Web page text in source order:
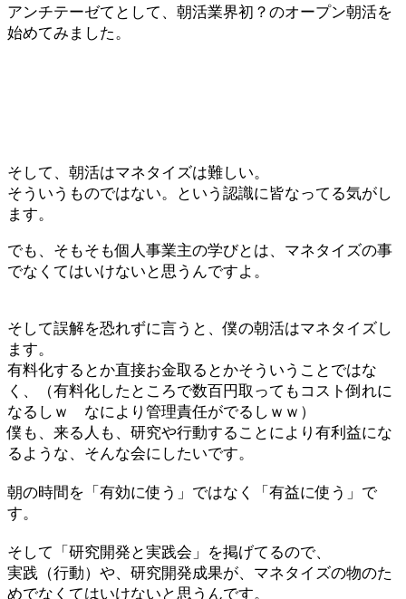
アンチテーゼてとして、朝活業界初？のオープン朝活を
始めてみました。
そして、朝活はマネタイズは難しい。
そういうものではない。という認識に皆なってる気がし
ます。
でも、そもそも個人事業主の学びとは、マネタイズの事
でなくてはいけないと思うんですよ。
そして誤解を恐れずに言うと、僕の朝活はマネタイズし
ます。
有料化するとか直接お金取るとかそういうことではな
く、（有料化したところで数百円取ってもコスト倒れに
なるしｗ なにより管理責任がでるしｗｗ）
僕も、来る人も、研究や行動することにより有利益にな
るような、そんな会にしたいです。
朝の時間を「有効に使う」ではなく「有益に使う」で
す。
そして「研究開発と実践会」を掲げてるので、
実践（行動）や、研究開発成果が、マネタイズの物のた
めでなくてはいけないと思うんです。